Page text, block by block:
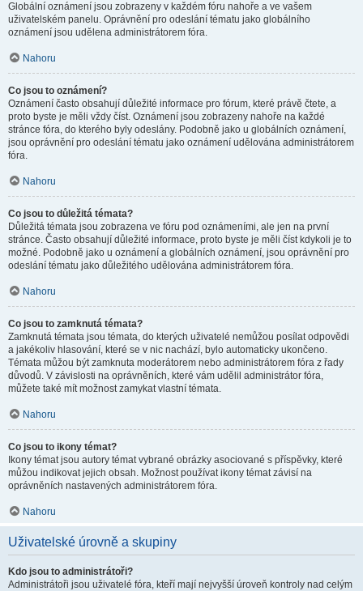
Globální oznámení jsou zobrazeny v každém fóru nahoře a ve vašem
uživatelském panelu. Oprávnění pro odeslání tématu jako globálního
oznámení jsou udělena administrátorem fóra.
Nahoru
Co jsou to oznámení?
Oznámení často obsahují důležité informace pro fórum, které právě čtete, a
proto byste je měli vždy číst. Oznámení jsou zobrazeny nahoře na každé
stránce fóra, do kterého byly odeslány. Podobně jako u globálních oznámení,
jsou oprávnění pro odeslání tématu jako oznámení udělována administrátorem
fóra.
Nahoru
Co jsou to důležitá témata?
Důležitá témata jsou zobrazena ve fóru pod oznámeními, ale jen na první
stránce. Často obsahují důležité informace, proto byste je měli číst kdykoli je to
možné. Podobně jako u oznámení a globálních oznámení, jsou oprávnění pro
odeslání tématu jako důležitého udělována administrátorem fóra.
Nahoru
Co jsou to zamknutá témata?
Zamknutá témata jsou témata, do kterých uživatelé nemůžou posílat odpovědi
a jakékoliv hlasování, které se v nic nachází, bylo automaticky ukončeno.
Témata můžou být zamknuta moderátorem nebo administrátorem fóra z řady
důvodů. V závislosti na oprávněních, které vám udělil administrátor fóra,
můžete také mít možnost zamykat vlastní témata.
Nahoru
Co jsou to ikony témat?
Ikony témat jsou autory témat vybrané obrázky asociované s příspěvky, které
můžou indikovat jejich obsah. Možnost používat ikony témat závisí na
oprávněních nastavených administrátorem fóra.
Nahoru
Uživatelské úrovně a skupiny
Kdo jsou to administrátoři?
Administrátoři jsou uživatelé fóra, kteří mají nejvyšší úroveň kontroly nad celým